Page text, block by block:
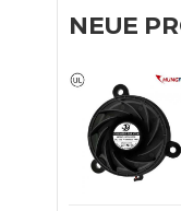
NEUE